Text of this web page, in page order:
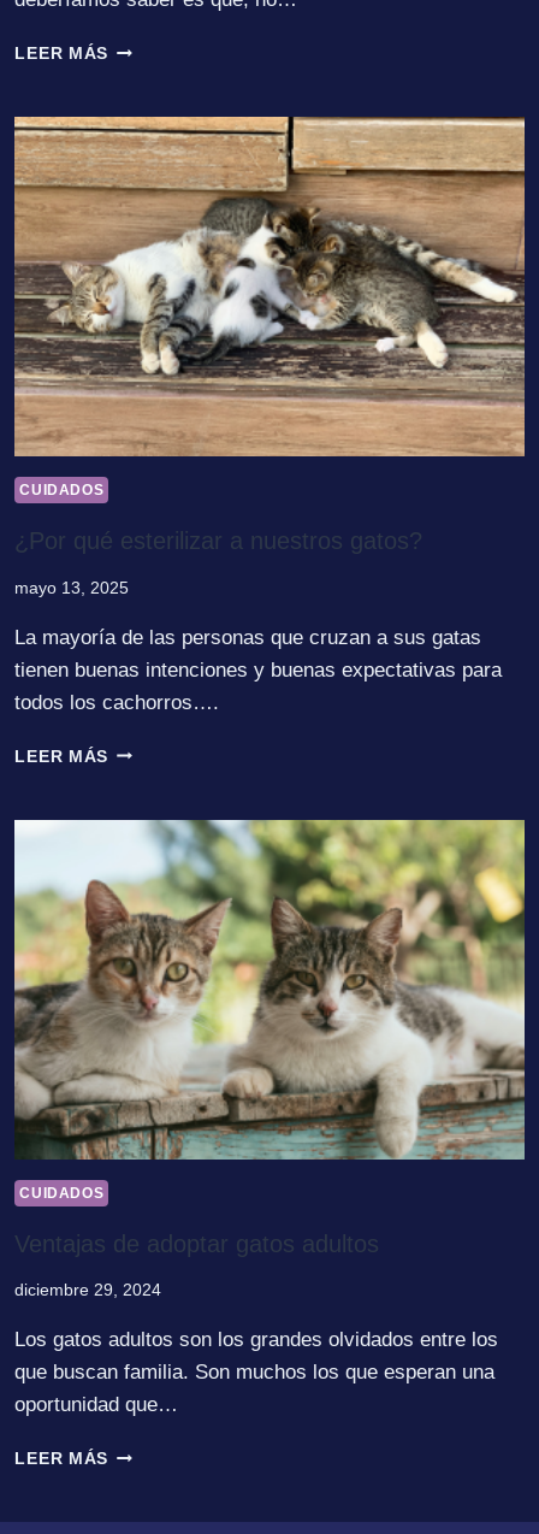
LEER MÁSGATOS
CUIDADOS
¿Por qué esterilizar a nuestros gatos?
mayo 13, 2025
La mayoría de las personas que cruzan a sus gatas
tienen buenas intenciones y buenas expectativas para
todos los cachorros….
LEER MÁS¿POR
A
NUESTROS
GATOS?
CUIDADOS
Ventajas de adoptar gatos adultos
diciembre 29, 2024
Los gatos adultos son los grandes olvidados entre los
que buscan familia. Son muchos los que esperan una
oportunidad que…
LEER MÁSVENTAJAS